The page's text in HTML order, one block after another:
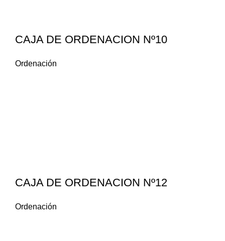
CAJA DE ORDENACION Nº10
Ordenación
CAJA DE ORDENACION Nº12
Ordenación